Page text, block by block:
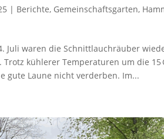
| Berichte, Gemeinschaftsgarten,
Juli waren die Schnittlauchräuber
kühlerer Temperaturen um die
gute Laune nicht verderben. Im...